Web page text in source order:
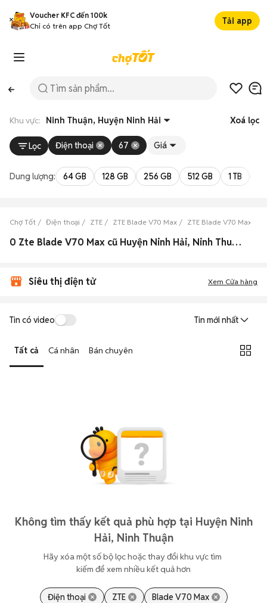
Voucher KFC đến 100k
Chỉ có trên app Chợ Tốt
Tải app
Khu vực: Ninh Thuận, Huyện Ninh Hải Xoá lọc
Lọc Điện thoại 67 Giá
Dung lượng: 64 GB 128 GB 256 GB 512 GB 1 TB
Chợ Tốt Điện thoại ZTE ZTE Blade V70 Max ZTE Blade V70 Max
0 Zte Blade V70 Max cũ Huyện Ninh Hải, Ninh Thuận đẹp
Siêu thị điện tử Xem Cửa hàng
Tin có video Tin mới nhất
Tất cả Cá nhân Bán chuyên
Không tìm thấy kết quả phù hợp tại Huyện Ninh
Hải, Ninh Thuận
Hãy xóa một số bộ lọc hoặc thay đổi khu vực tìm
kiếm để xem nhiều kết quả hơn
Điện thoại ZTE Blade V70 Max